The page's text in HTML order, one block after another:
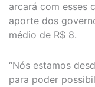
arcará com esses
aporte dos
médio de R$ 8.
“Nós estamos
para poder